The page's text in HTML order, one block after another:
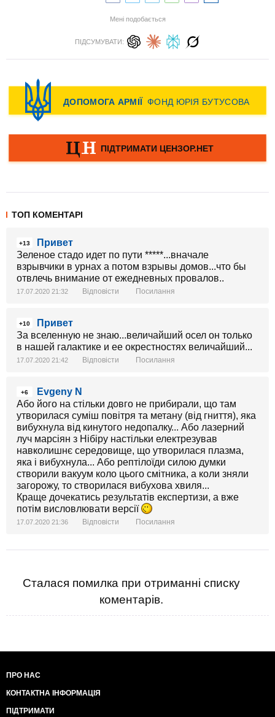
Мені подобається
ПІДСУМУВАТИ:
ТОП КОМЕНТАРІ
+13
Привет
Зеленое стадо идет по пути *****...вначале
взрывчики в урнах а потом взрывы домов...что бы
отвлечь внимание от ежедневных провалов..
17.07.2020 21:32 Відповісти Посилання
+10
Привет
За вселенную не знаю...величайший осел он только
в нашей галактике и ее окрестностях величайший...
17.07.2020 21:42 Відповісти Посилання
+6
Evgeny N
Або його на стільки довго не прибирали, що там
утворилася суміш повітря та метану (від гниття), яка
вибухнула від кинутого недопалку... Або лазерний
луч марсіян з Нібіру настільки електрезував
навколишнє середовище, що утворилася плазма,
яка і вибухнула... Або рептілоїди силою думки
створили вакуум коло цього смітника, а коли зняли
загорожу, то створилася вибухова хвиля...
Краще дочекатись результатів експертизи, а вже
потім висловлювати версії
17.07.2020 21:36 Відповісти Посилання
Сталася помилка при отриманні списку
коментарів.
ПРО НАС
КОНТАКТНА ІНФОРМАЦІЯ
ПІДТРИМАТИ